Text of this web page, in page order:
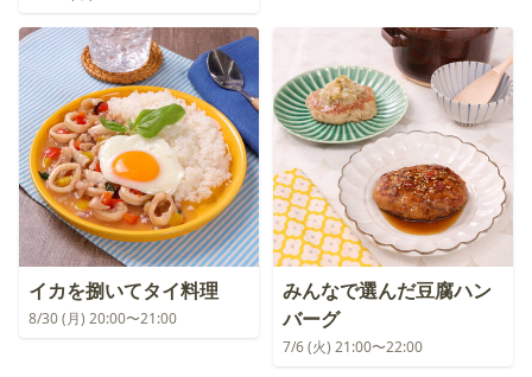
イカを捌いてタイ料理
8/30 (月) 20:00〜21:00
みんなで選んだ豆腐ハン
バーグ
7/6 (火) 21:00〜22:00